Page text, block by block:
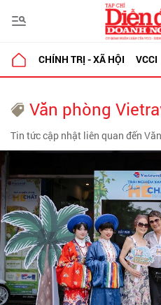
CHÍNH TRỊ - XÃ HỘI VCCI
Văn phòng
Tin tức cập nhật liên quan đến